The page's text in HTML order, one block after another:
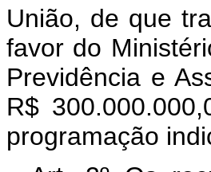
União, de que
favor do
Previdência e
R$
programação